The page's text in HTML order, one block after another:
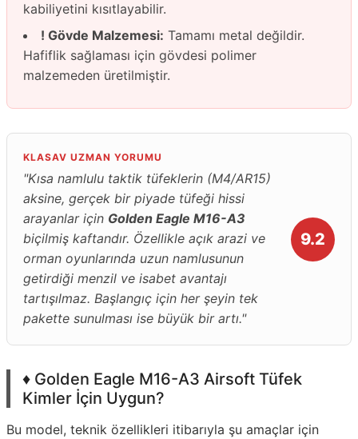
kabiliyetini kısıtlayabilir.
! Gövde Malzemesi: Tamamı metal değildir.
Hafiflik sağlaması için gövdesi polimer
malzemeden üretilmiştir.
KLASAV UZMAN YORUMU
"Kısa namlulu taktik tüfeklerin (M4/AR15)
aksine, gerçek bir piyade tüfeği hissi
arayanlar için Golden Eagle M16-A3
biçilmiş kaftandır. Özellikle açık arazi ve
orman oyunlarında uzun namlusunun
getirdiği menzil ve isabet avantajı
tartışılmaz. Başlangıç için her şeyin tek
pakette sunulması ise büyük bir artı."
9.2
♦️ Golden Eagle M16-A3 Airsoft Tüfek
Kimler İçin Uygun?
Bu model, teknik özellikleri itibarıyla şu amaçlar için